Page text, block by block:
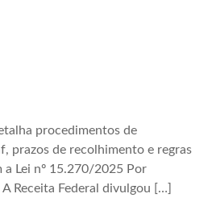
procedimentos de
prazos de recolhimento e regras
a Lei nº 15.270/2025 Por
Receita Federal divulgou […]